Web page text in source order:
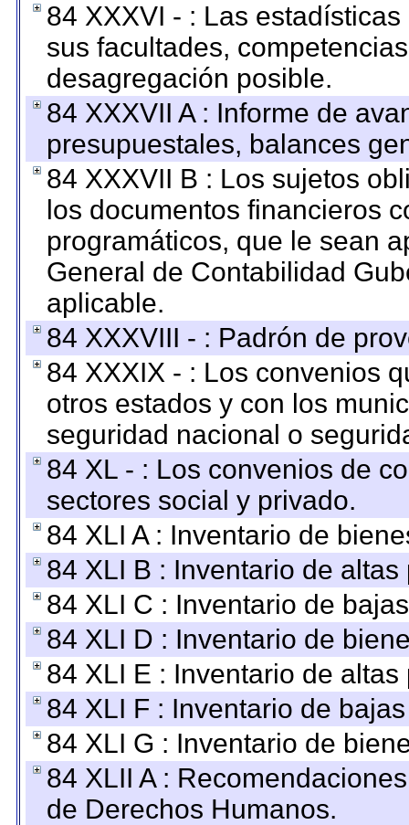
84 XXXVI - : Las
sus facultades,
desagregación posible.
84 XXXVII A : Informe de
presupuestales, balances
84 XXXVII B : Los sujetos
los documentos financieros
programáticos, que le sean
General de Contabilidad
aplicable.
84 XXXVIII - : Padrón de
84 XXXIX - : Los convenios
otros estados y con los
seguridad nacional o
84 XL - : Los convenios de
sectores social y privado.
84 XLI A : Inventario de
84 XLI B : Inventario de
84 XLI C : Inventario de
84 XLI D : Inventario de
84 XLI E : Inventario de
84 XLI F : Inventario de
84 XLI G : Inventario de
84 XLII A :
de Derechos Humanos.